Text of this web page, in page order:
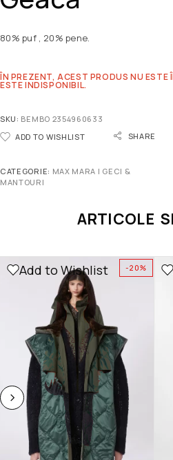
80% puf , 20% pene.
ÎN PREZENT, ACEST PRODUS NU ESTE
ESTE INDISPONIBIL.
SKU: BEMBO 2354960633
ADD TO WISHLIST
SHARE
CATEGORIE: MAX MARA | GECI &
MANTOURI
ARTICOLE
-20%
Add to Wishlist